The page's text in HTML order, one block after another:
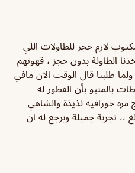
لازم حجز للطاولات اللي
الطاولة بدون حجز ، قهوتهم
طلبنا قال الوقت الان مافي
بالمنيو بأن الفطور له
خورافيه لذيذة والشاهي
٢٩ مره مبالغ ،، تجربة جميلة وبرجع له ان